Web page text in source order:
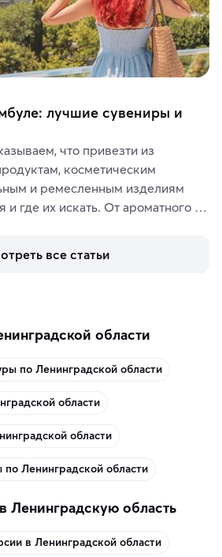
лучшие сувениры и
что привезти из
косметическим
и ремесленным изделиям
и где их искать. От ароматного
— в подарок близким или себе на
все статьи
области
по Ленинградской области
области
области
Ленинградской области
Ленинградскую область
в Ленинградской области